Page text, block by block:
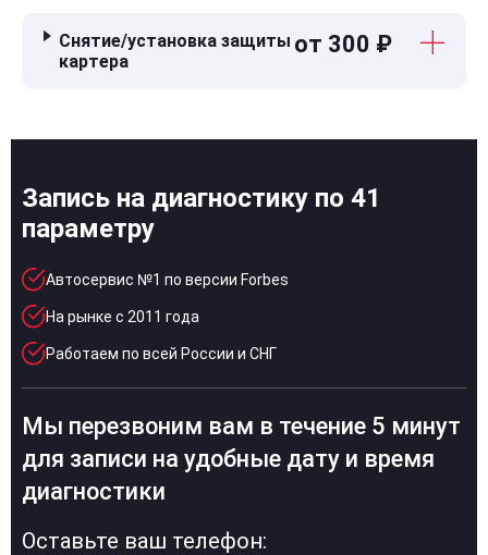
Снятие/установка защиты
картера
от 300 ₽
Запись на диагностику по 41
параметру
Автосервис №1 по версии Forbes
На рынке с 2011 года
Работаем по всей России и СНГ
Мы перезвоним вам в течение 5 минут
для записи на удобные дату и время
диагностики
Оставьте ваш телефон: